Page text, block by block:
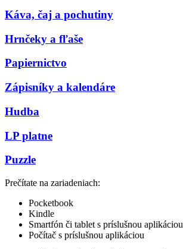
Káva, čaj a pochutiny
Hrnčeky a fľaše
Papiernictvo
Zápisníky a kalendáre
Hudba
LP platne
Puzzle
Prečítate na zariadeniach:
Pocketbook
Kindle
Smartfón či tablet s príslušnou aplikáciou
Počítač s príslušnou aplikáciou